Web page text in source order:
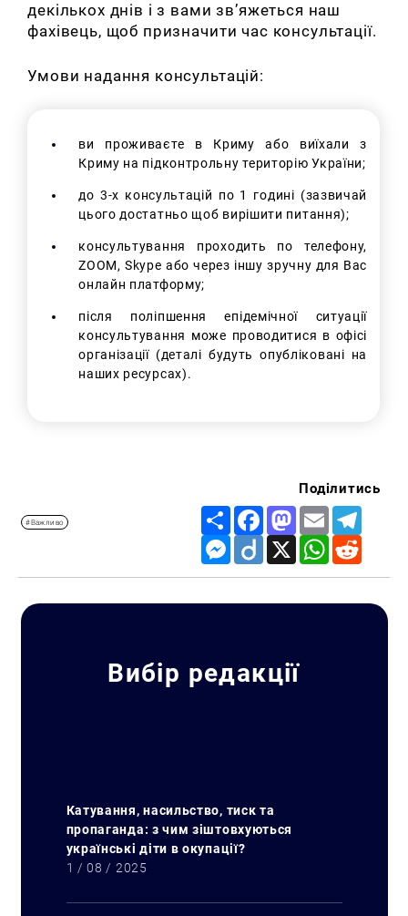
декількох днів і з вами зв’яжеться наш
фахівець, щоб призначити час консультації.
Умови надання консультацій:
ви проживаєте в Криму або виїхали з
Криму на підконтрольну територію України;
до 3-х консультацій по 1 годині (зазвичай
цього достатньо щоб вирішити питання);
консультування проходить по телефону,
ZOOM, Skype або через іншу зручну для Вас
онлайн платформу;
після поліпшення епідемічної ситуації
консультування може проводитися в офісі
організації (деталі будуть опубліковані на
наших ресурсах).
#Важливо
Поділитись
Share FacebookMastodon
Email
Messenger
Diigo X WhatsApp
Вибір редакції
Катування, насильство, тиск та
пропаганда: з чим зіштовхуються
українські діти в окупації?
1 / 08 / 2025